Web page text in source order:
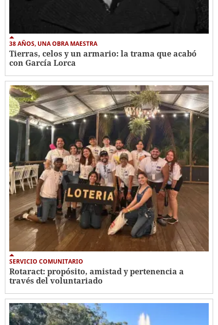
38 AÑOS, UNA OBRA MAESTRA
Tierras, celos y un armario: la trama que acabó
con García Lorca
SERVICIO COMUNITARIO
Rotaract: propósito, amistad y pertenencia a
través del voluntariado